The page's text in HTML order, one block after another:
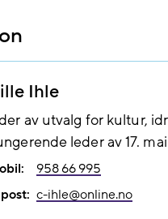
Ihle
av utvalg for kultur,
leder av 17.
958 66 995
c-ihle@​online.no